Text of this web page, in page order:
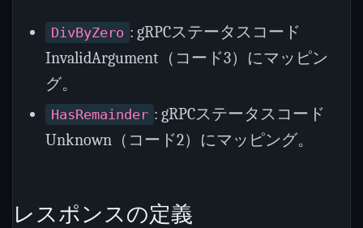
DivByZero : gRPCステータスコード
InvalidArgument（コード3）にマッピン
グ。
HasRemainder : gRPCステータスコード
Unknown（コード2）にマッピング。
レスポンスの定義